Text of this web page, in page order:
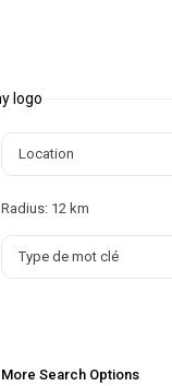
Radius: 12 km
More Search Options